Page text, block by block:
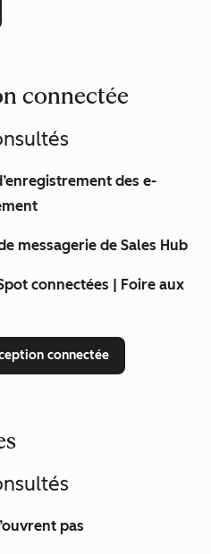
connectée
des e-
messagerie de Sales Hub
connectées | Foire aux
connectée
pas